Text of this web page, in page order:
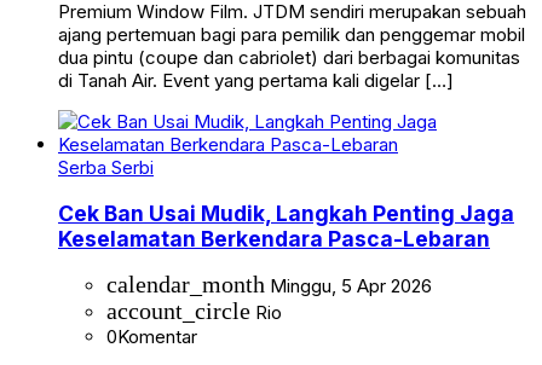
Premium Window Film. JTDM sendiri merupakan sebuah
ajang pertemuan bagi para pemilik dan penggemar mobil
dua pintu (coupe dan cabriolet) dari berbagai komunitas
di Tanah Air. Event yang pertama kali digelar […]
Serba Serbi
Cek Ban Usai Mudik, Langkah Penting Jaga
Keselamatan Berkendara Pasca-Lebaran
calendar_month Minggu, 5 Apr 2026
account_circle Rio
0Komentar